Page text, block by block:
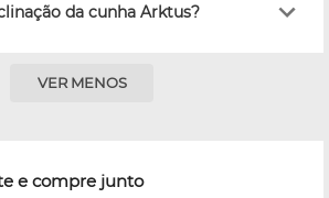
da cunha Arktus?
VER MENOS
e compre junto